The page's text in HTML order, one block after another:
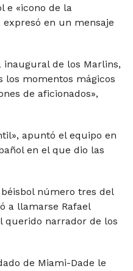
e «icono de la
en un mensaje
inaugural de los Marlins,
los momentos mágicos
de aficionados»,
apuntó el equipo en
en el que dio las
número tres del
a llamarse Rafael
querido narrador de los
de Miami-Dade le